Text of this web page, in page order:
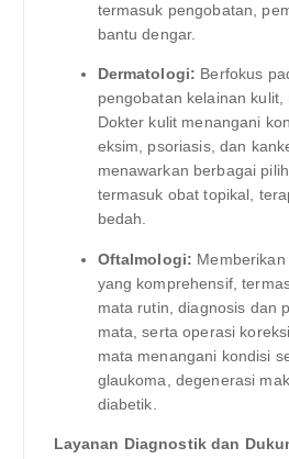
termasuk pengobatan,
bantu dengar.
Dermatologi: Berfokus
pengobatan kelainan
Dokter kulit menangani
eksim, psoriasis, dan
menawarkan berbagai
termasuk obat topikal,
bedah.
Oftalmologi:
yang komprehensif,
mata rutin, diagnosis dan
mata, serta operasi
mata menangani kondisi
glaukoma, degenerasi
diabetik.
Layanan Diagnostik dan